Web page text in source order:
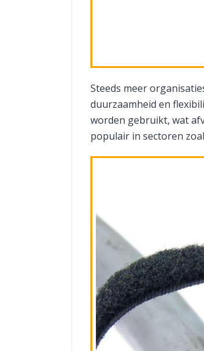
Steeds meer
duurzaamheid en
worden gebruikt, wat
populair in sectoren